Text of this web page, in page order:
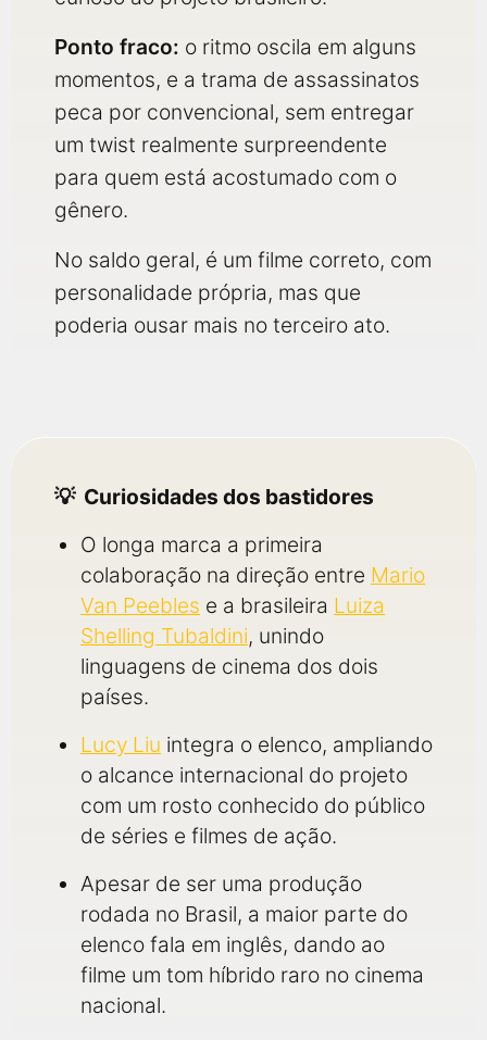
Ponto fraco: o ritmo oscila em alguns
momentos, e a trama de assassinatos
peca por convencional, sem entregar
um twist realmente surpreendente
para quem está acostumado com o
gênero.
No saldo geral, é um filme correto, com
personalidade própria, mas que
poderia ousar mais no terceiro ato.
Curiosidades dos bastidores
O longa marca a primeira
colaboração na direção entre Mario
Van Peebles e a brasileira Luiza
Shelling Tubaldini, unindo
linguagens de cinema dos dois
países.
Lucy Liu integra o elenco, ampliando
o alcance internacional do projeto
com um rosto conhecido do público
de séries e filmes de ação.
Apesar de ser uma produção
rodada no Brasil, a maior parte do
elenco fala em inglês, dando ao
filme um tom híbrido raro no cinema
nacional.